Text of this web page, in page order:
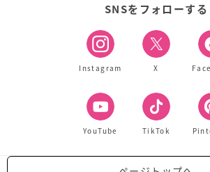
SNSをフォローする
Instagram X
YouTube TikTok